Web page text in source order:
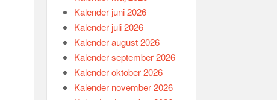
Kalender juni 2026
Kalender juli 2026
Kalender august 2026
Kalender september 2026
Kalender oktober 2026
Kalender november 2026